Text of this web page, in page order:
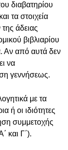
διαβατηρίου
τα στοιχεία
άδειας
βιβλιαρίου
Αν από αυτά δεν
να
γεννήσεως.
με τα
ή οι ιδιότητες
συμμετοχής
και Γ΄).